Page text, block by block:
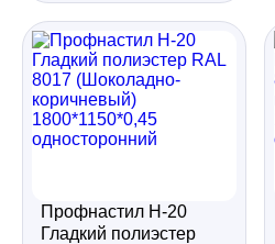
Профнастил Н-20
Гладкий полиэстер